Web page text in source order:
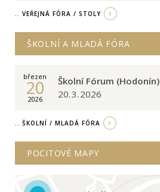
.. VEŘEJNÁ FÓRA / STOLY
ŠKOLNÍ A MLADÁ FÓRA
březen
20
2026
Školní Fórum (Hodonín)
20. 3. 2026
.. ŠKOLNÍ / MLADÁ FÓRA
POCITOVÉ MAPY